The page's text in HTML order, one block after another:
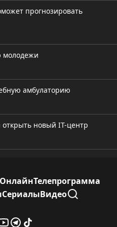
прогнозировать
молодежи
амбулаторию
открыть новый IT-центр
ОнлайнТелепрограмма
СериалыВидео